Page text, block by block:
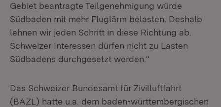
Gebiet beantragte Teilgenehmigung würde
Südbaden mit mehr Fluglärm belasten. Deshalb
lehnen wir jeden Schritt in diese Richtung ab.
Schweizer Interessen dürfen nicht zu Lasten
Südbadens durchgesetzt werden.“
Das Schweizer Bundesamt für Zivilluftfahrt
(BAZL) hatte u.a. dem baden-württembergischen